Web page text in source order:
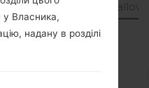
Marshmallow
12 entries
у Власника,
надану в розділі